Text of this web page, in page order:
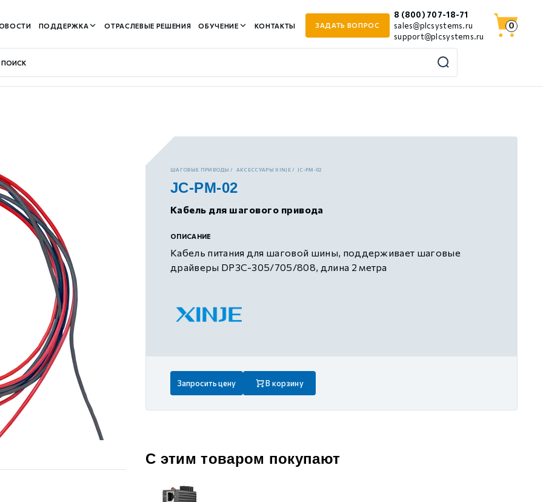
ПОДДЕРЖКА ОТРАСЛЕВЫЕ РЕШЕНИЯ ОБУЧЕНИЕ КОНТАКТЫ ЗАДАТЬ ВОПРОС
8 (800) 707-18-71
sales@plcsystems.ru
support@plcsystems.ru
0
ШАГОВЫЕ ПРИВОДЫ АКСЕССУАРЫ XINJE JC-PM-02
JC-PM-02
Кабель для шагового привода
ОПИСАНИЕ
Кабель питания для шаговой шины, поддерживает шаговые
драйверы DP3C-305/705/808, длина 2 метра
Запросить цену В корзину
С этим товаром покупают
с разомкнутым контуром)
контуром)